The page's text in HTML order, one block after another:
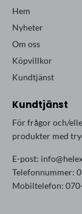
Hem
Nyheter
Om oss
Köpvillkor
Kundtjänst
Kundtjänst
För frågor och/
produkter med
E-post:
Telefonnummer:
Mobiltelefon: